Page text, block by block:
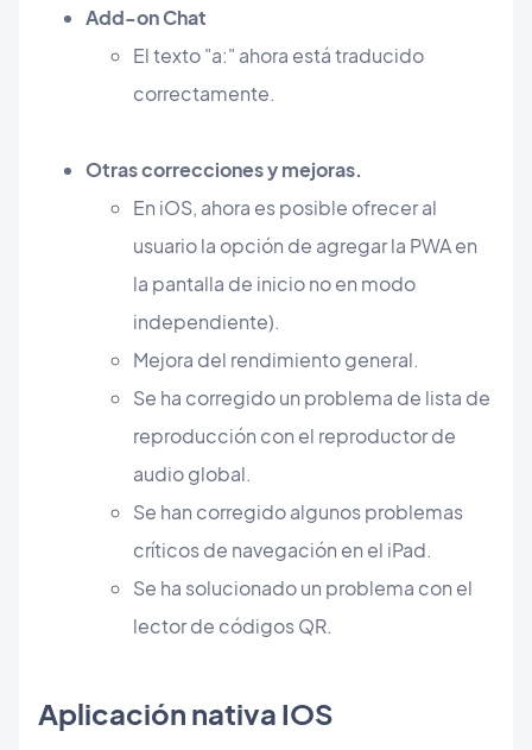
Add-on Chat
El texto "a:" ahora está traducido
correctamente.
Otras correcciones y mejoras.
En iOS, ahora es posible ofrecer al
usuario la opción de agregar la PWA en
la pantalla de inicio no en modo
independiente).
Mejora del rendimiento general.
Se ha corregido un problema de lista de
reproducción con el reproductor de
audio global.
Se han corregido algunos problemas
críticos de navegación en el iPad.
Se ha solucionado un problema con el
lector de códigos QR.
Aplicación nativa IOS